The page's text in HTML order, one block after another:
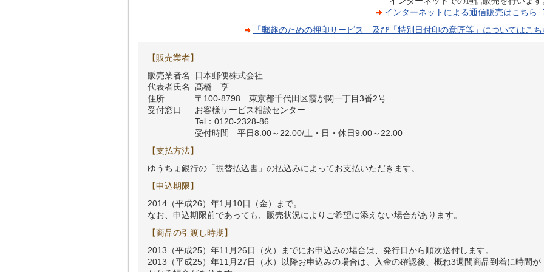
インターネットによる通信販売はこちら
「郵趣のための押印サービス」及び「特別日付印の意匠等」についてはこち
【販売業者】
販売業者名
日本郵便株式会社
代表者氏名 髙橋 亨
住所
〒100-8798 東京都千代田区霞が関一丁目3番2号
受付窓口
お客様サービス相談センター
Tel：0120-2328-86
受付時間 平日8:00～22:00/土・日・休日9:00～22:00
【支払方法】
ゆうちょ銀行の「振替払込書」の払込みによってお支払いただきます。
【申込期限】
2014（平成26）年1月10日（金）まで。
なお、申込期限前であっても、販売状況によりご希望に添えない場合があります。
【商品の引渡し時期】
2013（平成25）年11月26日（火）までにお申込みの場合は、発行日から順次送付します。
2013（平成25）年11月27日（水）以降お申込みの場合は、入金の確認後、概ね3週間商品到着に時間が